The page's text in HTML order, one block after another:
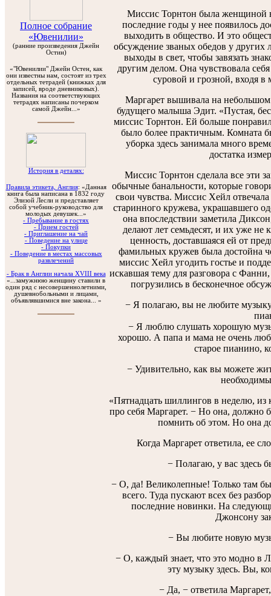
Полное собрание
«Ювенилии»
(ранние произведения Джейн
Остин)
«"Ювенилии" Джейн Остен, как
они известны нам, состоят из трех
отдельных тетрадей (книжках для
записей, вроде дневниковых).
Названия на соответствующих
тетрадях написаны почерком
самой Джейн...»
История в деталях:
Правила этикета, Англия: «Данная
книга была написана в 1832 году
Элизой Лесли и представляет
собой учебник-руководство для
молодых девушек...»
- Пребывание в гостях
- Прием гостей
- Приглашение на чай
- Поведение на улице
- Покупки
- Поведение в местах массовых
развлечений
- Брак в Англии начала XVIII века
«...замужнюю женщину ставили в
один ряд с несовершеннолетними,
душевнобольными и лицами,
объявлявшимися вне закона... »
Миссис Торнтон была женщиной
последние годы у нее появилось
выходить в общество. И это
обсуждение званых обедов у других
выходы в свет, чтобы завязать
другим делом. Она чувствовала
суровой и грозной, входя
Маргарет вышивала на небольшом
будущего малыша Эдит. «Пустая,
миссис Торнтон. Ей больше
было более практичным. Комната
уборка здесь занимала много
достатка
Миссис Торнтон сделала все эти
обычные банальности, которые
свои чувства. Миссис Хейл
старинного кружева, украшавшего
она впоследствии заметила
делают лет семьдесят, и их уже
ценность, доставшаяся ей от
фамильных кружев была достойна
миссис Хейл угодить гостье и
искавшая тему для разговора с
погрузились в бесконечное
− Я полагаю, вы не любите
− Я люблю слушать хорошую
хорошо. А папа и мама не очень
старое пианино,
− Удивительно, как вы можете
«Пятнадцать шиллингов в неделю, из
про себя Маргарет. − Но она, должно
помнить об этом. Но она
Когда Маргарет ответила, ее
− Полагаю, у вас здесь
− О, да! Великолепные! Только там
всего. Туда пускают всех без
последние новинки. На
Джонсону
− Вы любите новую
− О, каждый знает, что это модно в
эту музыку здесь. Вы,
− Да, − ответила